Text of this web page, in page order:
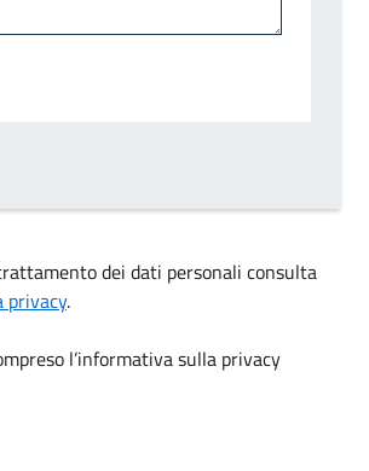
dei dati personali consulta
privacy.
l’informativa sulla privacy